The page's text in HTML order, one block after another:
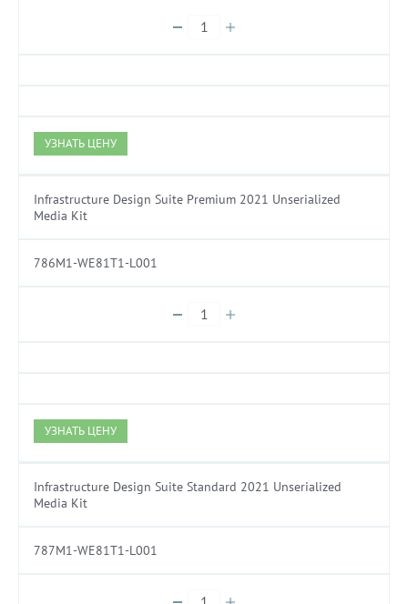
УЗНАТЬ ЦЕНУ
Infrastructure Design Suite Premium 2021 Unserialized
Media Kit
786M1-WE81T1-L001
УЗНАТЬ ЦЕНУ
Infrastructure Design Suite Standard 2021 Unserialized
Media Kit
787M1-WE81T1-L001